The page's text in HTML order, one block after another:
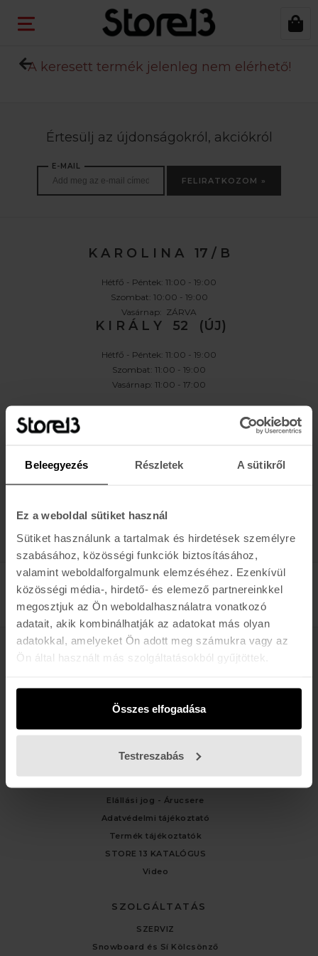
Beleegyezés Részletek A sütikről
Ez a weboldal sütiket használ
Sütiket használunk a tartalmak és hirdetések személyre
szabásához, közösségi funkciók biztosításához,
valamint weboldalforgalmunk elemzéséhez. Ezenkívül
közösségi média-, hirdető- és elemező partnereinkkel
megosztjuk az Ön weboldalhasználatra vonatkozó
adatait, akik kombinálhatják az adatokat más olyan
adatokkal, amelyeket Ön adott meg számukra vagy az
Ön által használt más szolgáltatásokból gyűjtöttek.
Összes elfogadása
Testreszabás
A keresett termék jelenleg nem elérhető!
Értesülj az újdonságokról, akciókról
E-MAIL
FELIRATKOZOM »
K A R O L I N A 17 / B
Hétfő - Péntek: 11:00 - 19:00
Szombat: 10:00 - 19:00
Vasárnap: ZÁRVA
K I R Á L Y 52 (ÚJ)
Hétfő - Péntek: 11:00 - 19:00
Szombat: 11:00 - 19:00
Vasárnap: 11:00 - 17:00
Karolina:
+36 (1) 466-5510, +36 (30) 3193924
Király:
Kapcsolat
Fiókom
TÁJÉKOZTATÓK
Elállási jog - Árucsere
Adatvédelmi tájékoztató
Termék tájékoztatók
STORE 13 KATALÓGUS
Video
SZOLGÁLTATÁS
SZERVIZ
Snowboard és Sí Kölcsönző